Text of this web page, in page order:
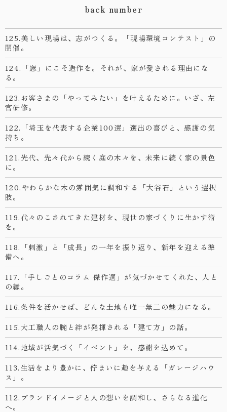
back number
125.美しい現場は、志がつくる。「現場環境コンテスト」の
開催。
124.「窓」にこそ造作を。それが、家が愛される理由にな
る。
123.お客さまの「やってみたい」を叶えるために。いざ、左
官研修。
122.「埼玉を代表する企業100選」選出の喜びと、感謝の気
持ち。
121.先代、先々代から続く庭の木々を、未来に続く家の景色
に。
120.やわらかな木の雰囲気に調和する「大谷石」という選択
肢。
119.代々のこされてきた建材を、現世の家づくりに生かす術
を。
118.「刺激」と「成長」の一年を振り返り、新年を迎える準
備へ。
117.「手しごとのコラム 傑作選」が気づかせてくれた、人と
の縁。
116.条件を活かせば、どんな土地も唯一無二の魅力になる。
115.大工職人の腕と絆が発揮される「建て方」の話。
114.地域が活気づく「イベント」を、感謝を込めて。
113.生活をより豊かに、佇まいに趣を与える「ガレージハウ
ス」。
112.ブランドイメージと人の想いを調和し、さらなる進化
へ。